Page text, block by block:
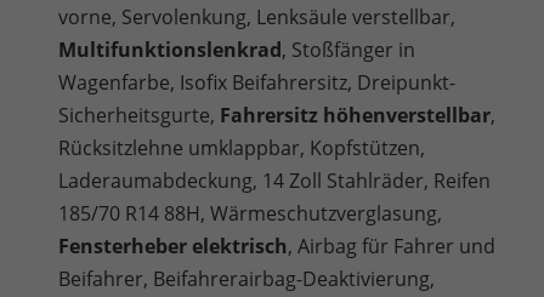
vorne, Servolenkung, Lenksäule verstellbar,
Multifunktionslenkrad, Stoßfänger in
Wagenfarbe, Isofix Beifahrersitz, Dreipunkt-
Sicherheitsgurte, Fahrersitz höhenverstellbar,
Rücksitzlehne umklappbar, Kopfstützen,
Laderaumabdeckung, 14 Zoll Stahlräder, Reifen
185/70 R14 88H, Wärmeschutzverglasung,
Fensterheber elektrisch, Airbag für Fahrer und
Beifahrer, Beifahrerairbag-Deaktivierung,